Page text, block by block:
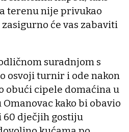
terenu nije privukao
će vas zabaviti
suradnjom s
osvoji turnir i ode nakon
obući cipele domaćina u
kako bi obavio
60 dječjih gostiju